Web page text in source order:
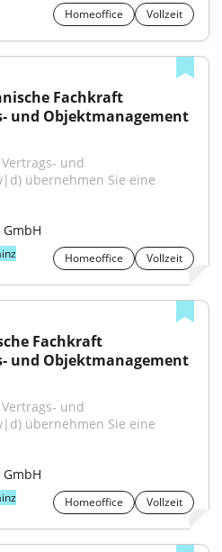
Homeoffice Vollzeit
und Objektmanagement
Vertrags- und
übernehmen Sie eine
GmbH
Homeoffice Vollzeit
und Objektmanagement
Vertrags- und
übernehmen Sie eine
GmbH
Homeoffice Vollzeit